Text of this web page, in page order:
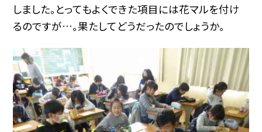
しました。とってもよくできた項目には花マルを付け
るのですが…。果たしてどうだったのでしょうか。